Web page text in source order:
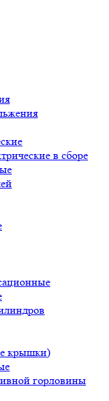
в сборе
крышки)
горловины